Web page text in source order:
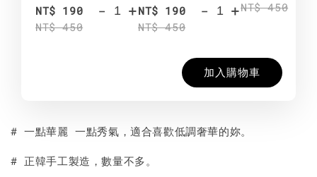
NT$ 190
NT$ 450
- +NT$ 190
NT$ 450
- +NT$ 450
加入購物車
# 一點華麗 一點秀氣，適合喜歡低調奢華的妳。
# 正韓手工製造，數量不多。